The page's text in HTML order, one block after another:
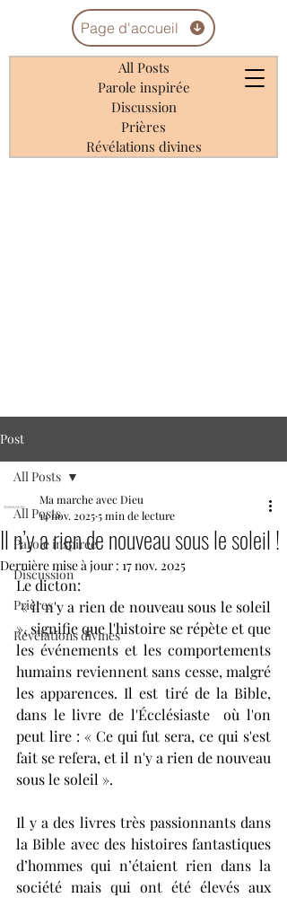
Page d'accueil
All Posts
Parole inspirée
Discussion
Prières
Révélations divines
Post
All Posts
Parole inspirée
Discussion
Prières
Révélations divines
All Posts
Il n’y a rien de nouveau sous le soleil !
Ma marche avec Dieu
14 nov. 20255 min de lecture
Dernière mise à jour : 17 nov. 2025
Le dicton:
« il n'y a rien de nouveau sous le soleil
», signifie que l'histoire se répète et que
les événements et les comportements
humains reviennent sans cesse, malgré
les apparences. Il est tiré de la Bible,
dans le livre de l'Écclésiaste  où l'on
peut lire : « Ce qui fut sera, ce qui s'est
fait se refera, et il n'y a rien de nouveau
sous le soleil ».
Il y a des livres très passionnants dans
la Bible avec des histoires fantastiques
d’hommes qui n’étaient rien dans la
société mais qui ont été élevés aux